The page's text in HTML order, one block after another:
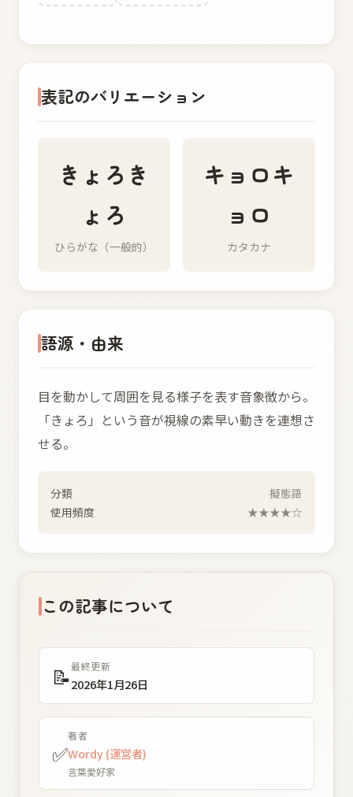
表記のバリエーション
きょろき
ょろ
ひらがな（一般的）
キョロキ
ョロ
カタカナ
語源・由来
目を動かして周囲を見る様子を表す音象徴から。
「きょろ」という音が視線の素早い動きを連想さ
せる。
分類
擬態語
使用頻度
★★★★☆
この記事について
📝最終更新
2026年1月26日
✅
著者
Wordy (運営者)
言葉愛好家